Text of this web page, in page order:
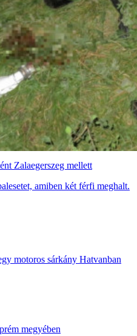
Zalaegerszeg mellett
amiben két férfi meghalt.
motoros sárkány Hatvanban
megyében